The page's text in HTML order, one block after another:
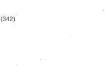
(342)